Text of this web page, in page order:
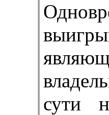
сути